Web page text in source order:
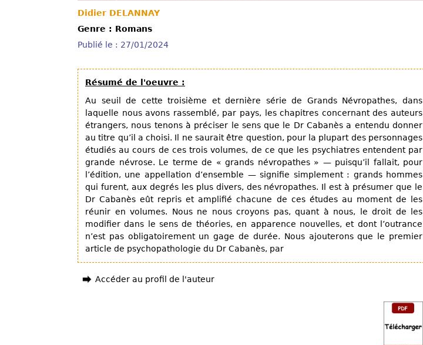
Didier DELANNAY
Genre : Romans
Publié le : 27/01/2024
Résumé de l'oeuvre :
Au seuil de cette troisième et dernière série de Grands Névropathes, dans
laquelle nous avons rassemblé, par pays, les chapitres concernant des auteurs
étrangers, nous tenons à préciser le sens que le Dr Cabanès a entendu donner
au titre qu’il a choisi. Il ne saurait être question, pour la plupart des personnages
étudiés au cours de ces trois volumes, de ce que les psychiatres entendent par
grande névrose. Le terme de « grands névropathes » — puisqu’il fallait, pour
l’édition, une appellation d’ensemble — signifie simplement : grands hommes
qui furent, aux degrés les plus divers, des névropathes. Il est à présumer que le
Dr Cabanès eût repris et amplifié chacune de ces études au moment de les
réunir en volumes. Nous ne nous croyons pas, quant à nous, le droit de les
modifier dans le sens de théories, en apparence nouvelles, et dont l’outrance
n’est pas obligatoirement un gage de durée. Nous ajouterons que le premier
article de psychopathologie du Dr Cabanès, par
Accéder au profil de l'auteur